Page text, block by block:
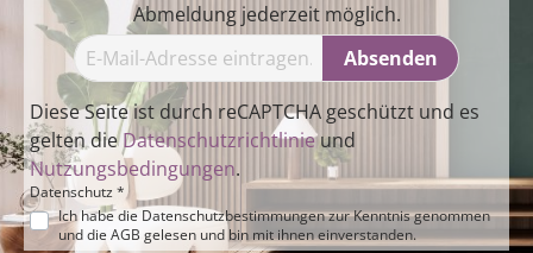
Abmeldung jederzeit möglich.
Absenden
Diese Seite ist durch reCAPTCHA geschützt und es
gelten dieDatenschutzrichtlinieund
Nutzungsbedingungen.
Datenschutz *
Ich habe die Datenschutzbestimmungenzur Kenntnis genommen
und die AGB gelesen und bin mit ihnen einverstanden.